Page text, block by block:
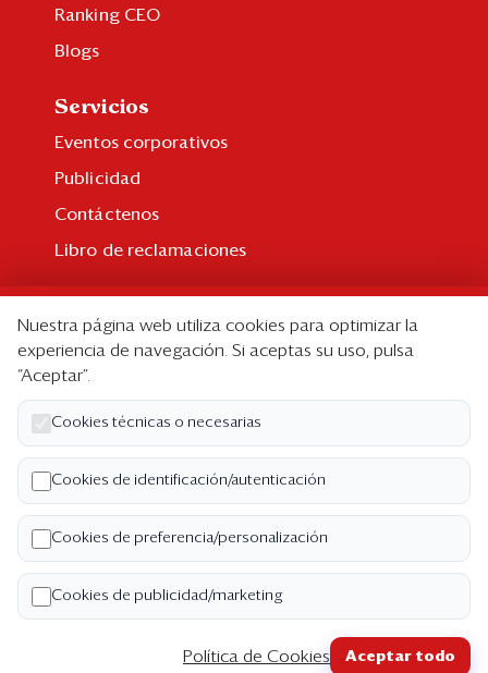
Ranking CEO
Blogs
Servicios
Eventos corporativos
Publicidad
Contáctenos
Libro de reclamaciones
Suscripción individual
Paquetes corporativos
Edición Impresa
Nosotros
Quiénes somos
Código de ética
Términos y Condiciones
Nuestra página web utiliza cookies para optimizar la
experiencia de navegación. Si aceptas su uso, pulsa
“Aceptar”.
Cookies técnicas o necesarias
Cookies de identificación/autenticación
Cookies de preferencia/personalización
Cookies de publicidad/marketing
Política de Cookies Aceptar todo